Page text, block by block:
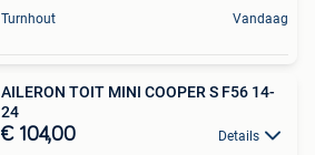
Turnhout Vandaag
AILERON TOIT MINI COOPER S F56 14-
24
€ 104,00 Details